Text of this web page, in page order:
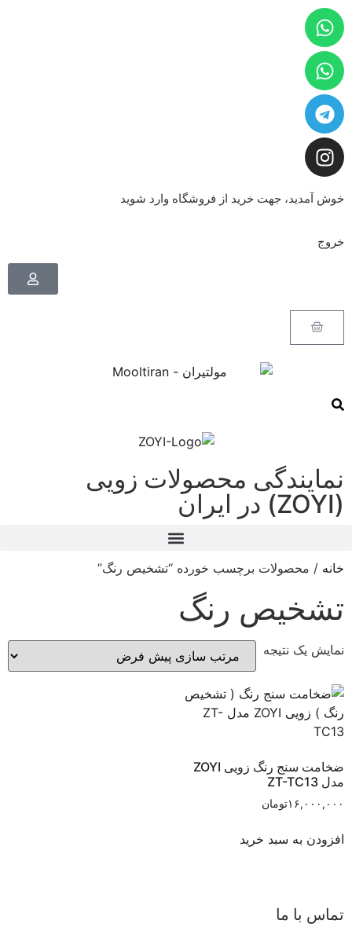
خوش آمدید، جهت خرید از فروشگاه وارد شوید
خروج
نمایندگی محصولات زویی
(ZOYI) در ایران
خانه / محصولات برچسب خورده “تشخیص رنگ”
تشخیص رنگ
نمایش یک نتیجه
ضخامت سنج رنگ زویی ZOYI
مدل ZT-TC13
۱۶,۰۰۰,۰۰۰تومان
افزودن به سبد خرید
تماس با ما